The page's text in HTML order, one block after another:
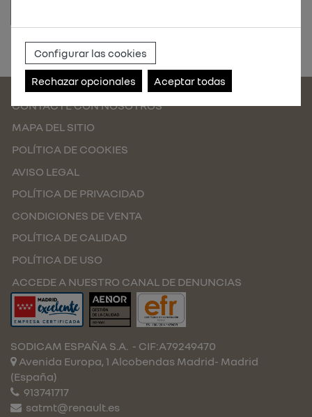
Referencia:RDC1085
CONTACTE CON NOSOTROS
MAPA DEL SITIO
POLÍTICA DE COOKIES
AVISO LEGAL
POLÍTICA DE PRIVACIDAD
CONDICIONES DE VENTA
POLÍTICA DE CALIDAD
POLÍTICA DE USO
ACCEDE A NUESTRO CANAL DE DENUNCIAS
SODICAM ESPAÑA S.A. - CIF:A79249470
Avenida Europa, 1 Alcobendas Madrid- Madrid
(España)
913741717
satmt@renault.es
Configurar las cookies
Rechazar opcionales Aceptar todas